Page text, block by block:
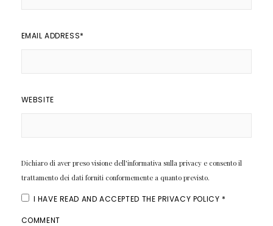
EMAIL ADDRESS*
WEBSITE
Dichiaro di aver preso visione dell'informativa sulla privacy e consento il
trattamento dei dati forniti conformemente a quanto previsto.
I HAVE READ AND ACCEPTED THE PRIVACY POLICY *
COMMENT